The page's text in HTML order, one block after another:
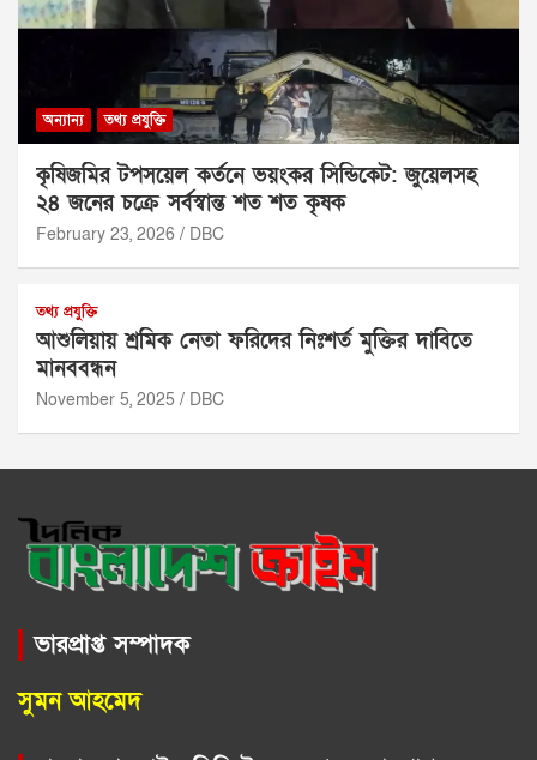
অন্যান্য তথ্য প্রযুক্তি
কৃষিজমির টপসয়েল কর্তনে ভয়ংকর সিন্ডিকেট: জুয়েলসহ
২৪ জনের চক্রে সর্বস্বান্ত শত শত কৃষক
February 23, 2026 DBC
তথ্য প্রযুক্তি
আশুলিয়ায় শ্রমিক নেতা ফরিদের নিঃশর্ত মুক্তির দাবিতে
মানববন্ধন
November 5, 2025 DBC
ভারপ্রাপ্ত সম্পাদক
সুমন আহমেদ